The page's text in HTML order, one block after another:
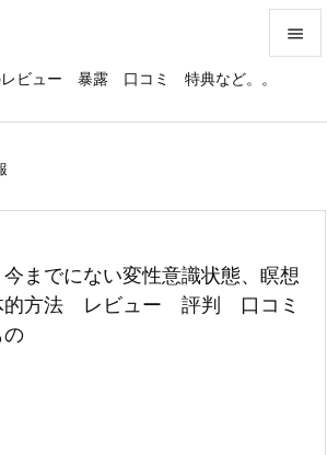
ビュー 暴露 口コミ 特典など。。

前へ
次へ

今までにない変性意識状態、瞑想
的方法 レビュー 評判 口コミ
の